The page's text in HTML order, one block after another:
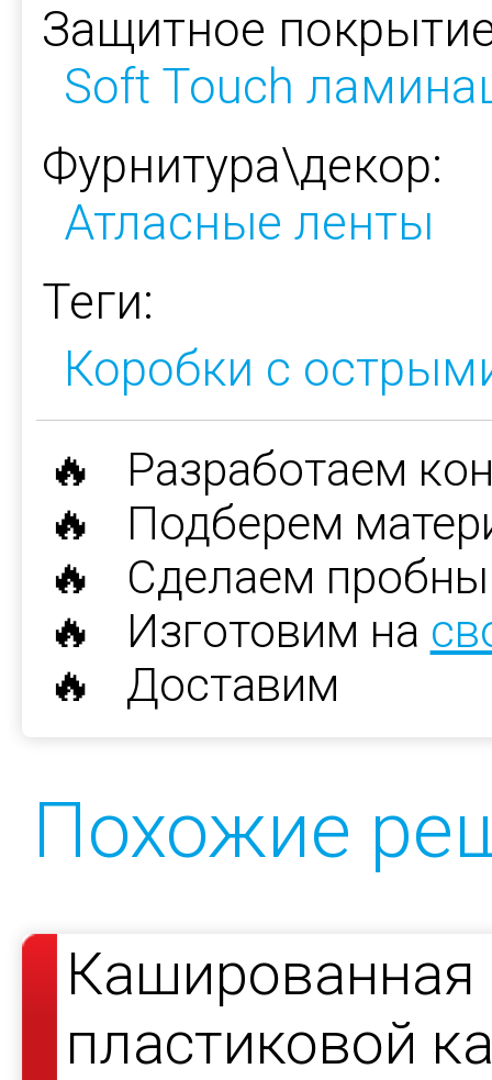
Защитное
Soft Touch
Фурнитура\декор:
Атласные ленты
Теги:
Коробки с
🔥 Разработаем
🔥 Подберем
🔥 Сделаем
🔥 Изготовим на
🔥 Доставим
Похожие
Кашированная
пластиковой